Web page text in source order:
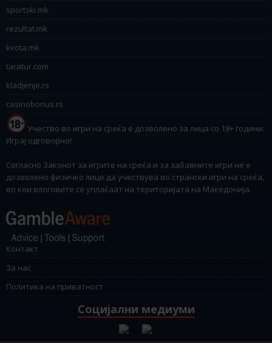
sportski.mk
rezultat.mk
kvota.mk
taratur.com
kladjenje.rs
casinobonus.rs
Учество во игри на среќа е дозволено за лица со 18+ години.
Играј одговорно!
Согласно Законот за игрите на среќа и за забавните игри не е
дозволено физичко лице да учествува во странски игри на среќа,
во кои влоговите се уплаќаат на територијата на Македонија.
Контакт
За нас
Политика на приватност
Социјални медиуми